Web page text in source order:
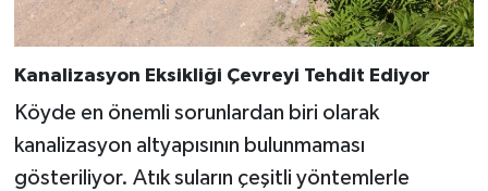
Kanalizasyon Eksikliği Çevreyi Tehdit Ediyor
Köyde en önemli sorunlardan biri olarak
kanalizasyon altyapısının bulunmaması
gösteriliyor. Atık suların çeşitli yöntemlerle